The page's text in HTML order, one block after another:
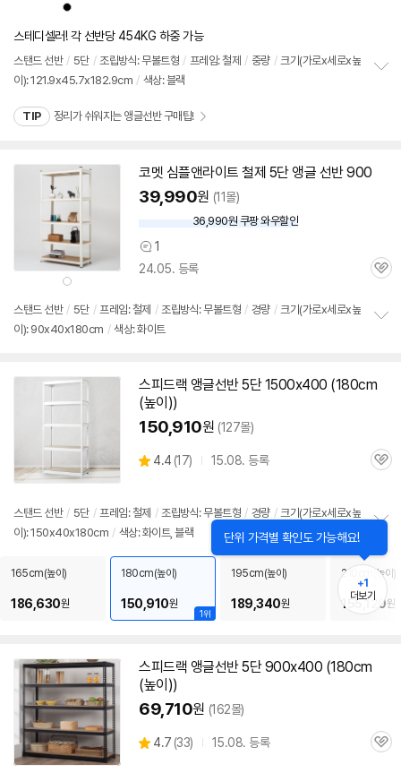
상
품
상
뷰
스테디셀러! 각 선반당 454KG 하중 가능
스탠드 선반 / 5단 / 조립방식: 무볼트형 / 프레임: 철제 / 중량 / 크기(가로x세로x높
이): 121.9x45.7x182.9cm / 색상: 블랙
TIP 정리가 쉬워지는 앵글선반 구매팁!
상
품
상
코멧 심플앤라이트 철제 5단 앵글 선반900
39,990원 (11몰)
우
할
인
36,990원 쿠팡 와우할인
상
품
견
1
24.05. 등록
관
스탠드 선반 / 5단 / 프레임: 철제 / 조립방식: 무볼트형 / 경량 / 크기(가로x세로x높
이): 90x40x180cm / 색상: 화이트
스피드랙 앵글선반5단1500x400 (180cm
(높이))
150,910원 (127몰)
별
4.4 (상
뷰
17) 15.08. 등록
관
스탠드 선반 / 5단 / 프레임: 철제 / 조립방식: 무볼트형 / 경량 / 크기(가로x세로x높
이): 150x40x180cm / 색상: 화이트, 블랙
보
펼
치
기
165cm(높이)
186,630원
1위
180cm(높이)
150,910원
195cm(높이)
189,340원
210cm(높이)
155,120원
+1
더보기
스피드랙 앵글선반5단900x400 (180cm
(높이))
69,710원 (162몰)
별
4.7 (상
33) 15.08. 등록
관